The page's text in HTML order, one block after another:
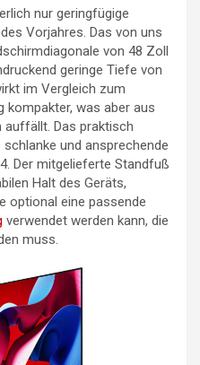
nur geringfügige
Vorjahres. Das von uns
von 48 Zoll
geringe Tiefe von
im Vergleich zum
kompakter, was aber aus
auffällt. Das praktisch
und ansprechende
Der mitgelieferte Standfuß
Halt des Geräts,
optional eine passende
verwendet werden kann, die
muss.